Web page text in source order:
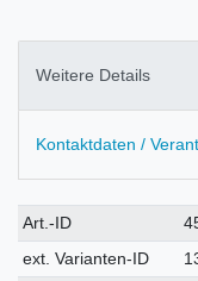
Weitere Details
Kontaktdaten /
Technisches
Merkmal
Wert
Art.-ID
ext. Varianten-ID